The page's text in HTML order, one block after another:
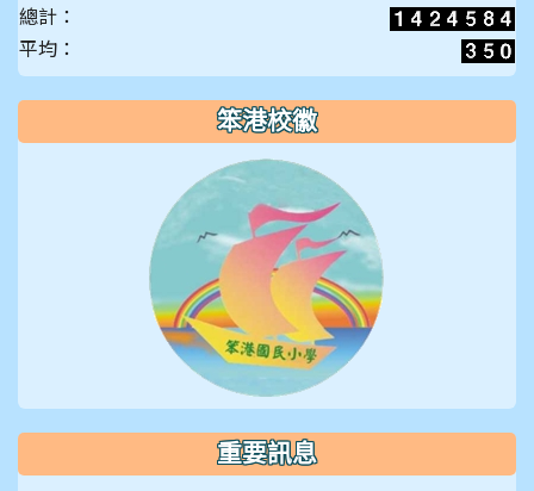
總計：
平均：
笨港校徽
重要訊息